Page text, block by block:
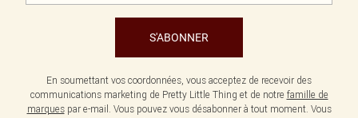
S'ABONNER
En soumettant vos coordonnées, vous acceptez de recevoir des
communications marketing de Pretty Little Thing et de notre famille de
marquespar e-mail. Vous pouvez vous désabonner à tout moment. Vous